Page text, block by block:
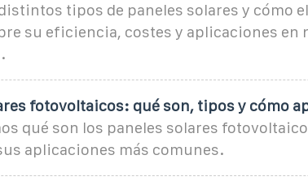
tipos de paneles solares y cómo
su eficiencia, costes y aplicaciones en
fotovoltaicos: qué son, tipos y cómo
qué son los paneles solares
aplicaciones más comunes.